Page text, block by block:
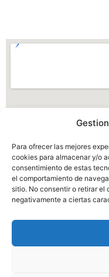
Para ofrecer las mejores
cookies para almacenar y/o
consentimiento de estas
el comportamiento de
sitio. No consentir o retirar
negativamente a ciertas
Tinajas, Valladolid